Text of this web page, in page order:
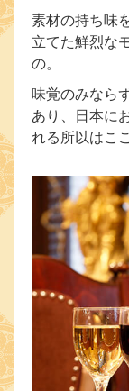
素材の持ち味
立てた鮮烈な
の。
味覚のみなら
あり、日本に
れる所以はこ